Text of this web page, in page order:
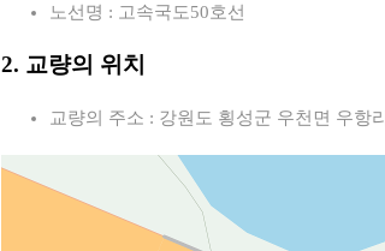
노선명 : 고속국도50호선
2. 교량의 위치
교량의 주소 : 강원도 횡성군 우천면 우항리